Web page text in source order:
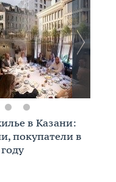
в Казани:
покупатели в